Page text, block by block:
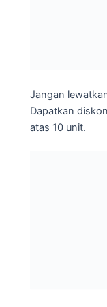
Jangan
Dapatkan
atas 10 unit.